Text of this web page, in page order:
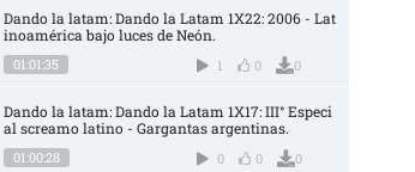
Dando la latam: Dando la Latam 1X22: 2006 - Lat
inoamérica bajo luces de Neón.
01:01:35 1 0 0
Dando la latam: Dando la Latam 1X17: III° Especi
al screamo latino - Gargantas argentinas.
01:00:28 0 0 0